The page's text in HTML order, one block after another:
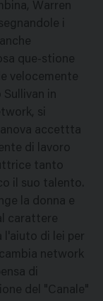
Warren
i
que-stione
velocemente
in
si
accettta
di lavoro
tanto
il suo talento.
la donna e
carattere
di lei per
network
di
del "Canale"